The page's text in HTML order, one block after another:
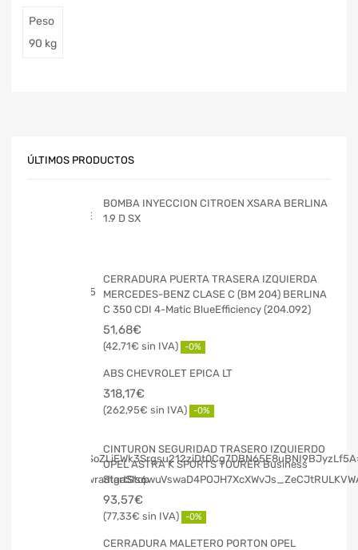
Peso
90 kg
ÚLTIMOS PRODUCTOS
BOMBA INYECCION CITROEN XSARA BERLINA
1.9 D SX
CERRADURA PUERTA TRASERA IZQUIERDA
MERCEDES-BENZ CLASE C (BM 204) BERLINA
C 350 CDI 4-Matic BlueEfficiency (204.092)
51,68€
42,71€ -0%
ABS CHEVROLET EPICA LT
318,17€
262,95€ -0%
CINTURON SEGURIDAD TRASERO IZQUIERDO
OPEL ASTRA K SPORTS TOURER Business
StartStop
93,57€
77,33€ -0%
CERRADURA MALETERO PORTON OPEL